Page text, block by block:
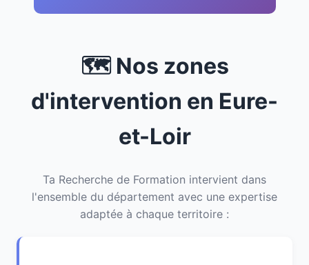
🗺️ Nos zones
d'intervention en Eure-
et-Loir
Ta Recherche de Formation intervient dans
l'ensemble du département avec une expertise
adaptée à chaque territoire :